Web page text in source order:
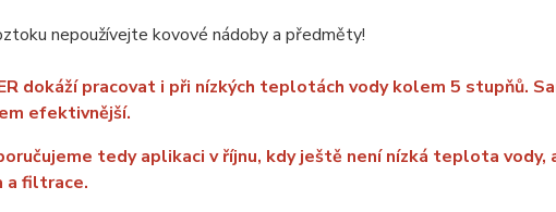
nepoužívejte kovové nádoby a předměty!
dokáží pracovat i při nízkých teplotách vody kolem 5 stupňů.
efektivnější.
tedy aplikaci v říjnu, kdy ještě není nízká teplota vody,
a filtrace.